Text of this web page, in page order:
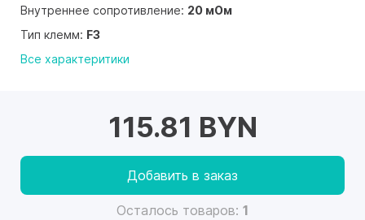
Внутреннее сопротивление: 20 мОм
Тип клемм: F3
Все характеритики
115.81 BYN
Добавить в заказ
Осталось товаров: 1